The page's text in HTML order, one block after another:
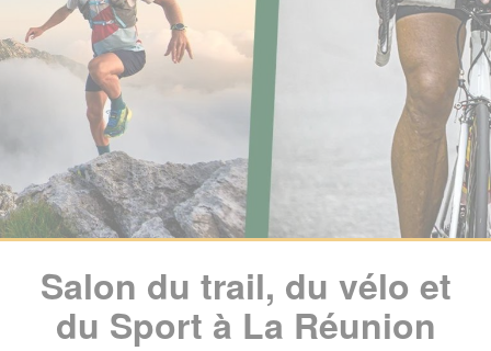
Salon du trail, du vélo et
du Sport à La Réunion